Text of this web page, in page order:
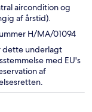
aircondition og
af årstid).
H/MA/01094
dette underlagt
med EU's
af